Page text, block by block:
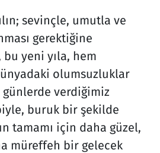
sevinçle, umutla ve
gerektiğine
bu yeni yıla, hem
olumsuzluklar
verdiğimiz
buruk bir şekilde
tamamı için daha güzel,
müreffeh bir gelecek